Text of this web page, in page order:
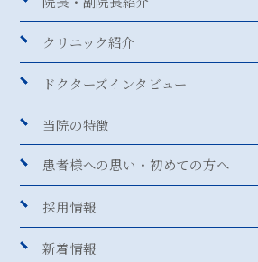
クリニック紹介
ドクターズインタビュー
当院の特徴
患者様への思い・ 初めての方へ
採用情報
新着情報